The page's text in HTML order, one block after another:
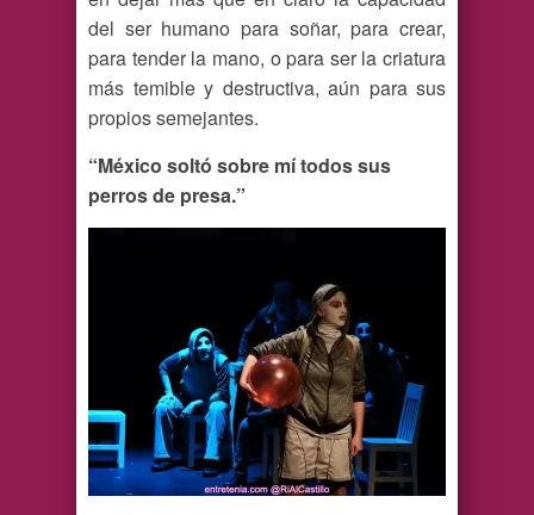
del ser humano para soñar, para crear,
para tender la mano, o para ser la criatura
más temible y destructiva, aún para sus
propios semejantes.
“México soltó sobre mí todos sus
perros de presa.”